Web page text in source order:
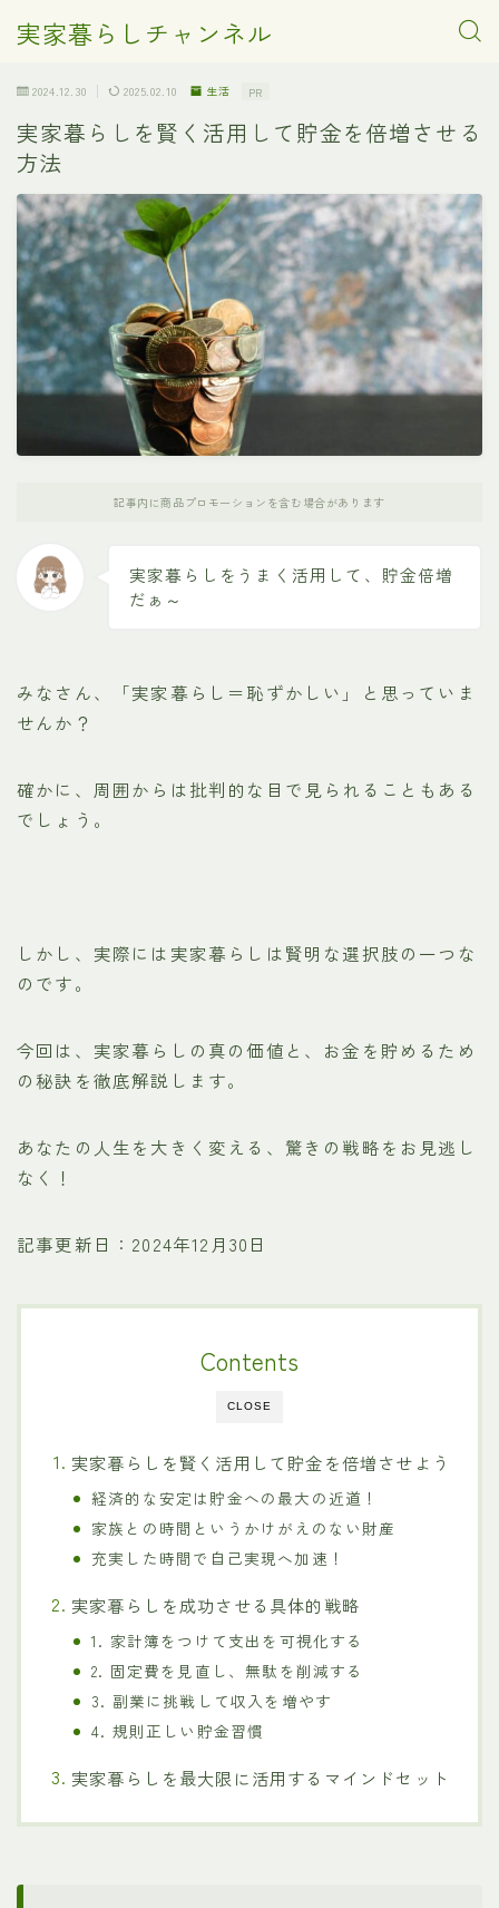
実家暮らしチャンネル
2024.12.30 2025.02.10 生活 PR
実家暮らしを賢く活用して貯金を倍増させる
方法
記事内に商品プロモーションを含む場合があります
実家暮らしをうまく活用して、貯金倍増
だぁ～
みなさん、「実家暮らし＝恥ずかしい」と思っていま
せんか？
確かに、周囲からは批判的な目で見られることもある
でしょう。
しかし、実際には実家暮らしは賢明な選択肢の一つな
のです。
今回は、実家暮らしの真の価値と、お金を貯めるため
の秘訣を徹底解説します。
あなたの人生を大きく変える、驚きの戦略をお見逃し
なく！
記事更新日：2024年12月30日
CLOSE
Contents
実家暮らしを賢く活用して貯金を倍増させよう
経済的な安定は貯金への最大の近道！
家族との時間というかけがえのない財産
充実した時間で自己実現へ加速！
実家暮らしを成功させる具体的戦略
1. 家計簿をつけて支出を可視化する
2. 固定費を見直し、無駄を削減する
3. 副業に挑戦して収入を増やす
4. 規則正しい貯金習慣
実家暮らしを最大限に活用するマインドセット